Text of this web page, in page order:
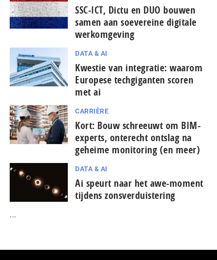
SSC-ICT, Dictu en DUO bouwen
samen aan soevereine digitale
werkomgeving
DATA & AI
Kwestie van integratie: waarom
Europese tech­gi­gan­ten scoren
met ai
CARRIÈRE
Kort: Bouw schreeuwt om BIM-
experts, onterecht ontslag na
geheime monitoring (en meer)
DATA & AI
Ai speurt naar het awe-moment
tijdens zonsverduistering
...